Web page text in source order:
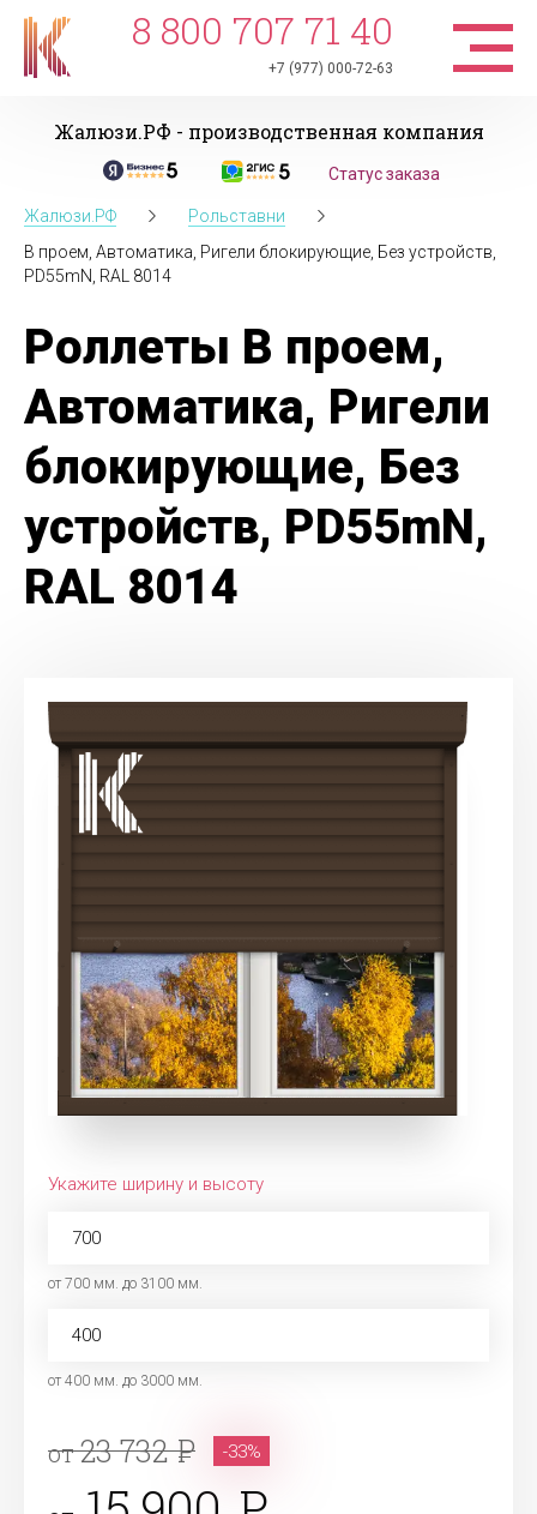
8 800 707 71 40
+7 (977) 000-72-63
Жалюзи.РФ - производственная компания
Статус заказа
Жалюзи.РФ
Рольставни
В проем, Автоматика, Ригели блокирующие, Без устройств,
PD55mN, RAL 8014
Роллеты В проем,
Автоматика, Ригели
блокирующие, Без
устройств, PD55mN,
RAL 8014
Укажите ширину и высоту
от 700 мм. до 3100 мм.
от 400 мм. до 3000 мм.
от23 732 -33%